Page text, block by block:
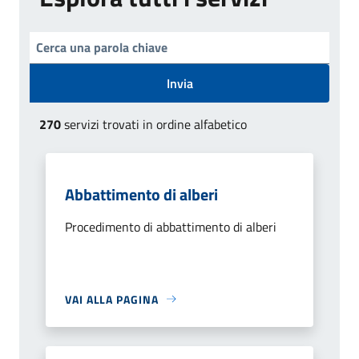
Invia
270servizi trovati in ordine alfabetico
Abbattimento di alberi
Procedimento di abbattimento di alberi
VAI ALLA PAGINA